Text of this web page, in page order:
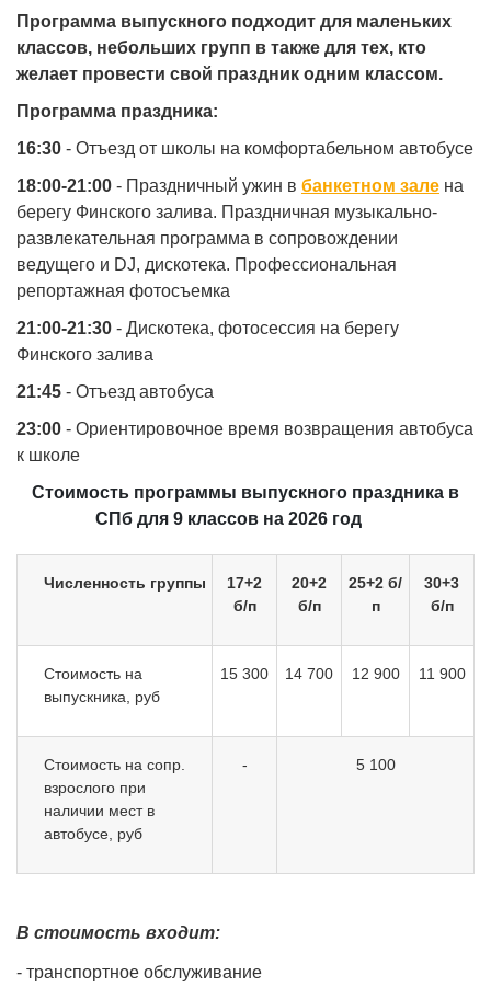
Программа выпускного подходит для маленьких
классов, небольших групп в также для тех, кто
желает провести свой праздник одним классом.
Программа праздника:
16:30 - Отъезд от школы на комфортабельном автобусе
18:00-21:00 - Праздничный ужин в банкетном зале на
берегу Финского залива. Праздничная музыкально-
развлекательная программа в сопровождении
ведущего и DJ, дискотека. Профессиональная
репортажная фотосъемка
21:00-21:30 - Дискотека, фотосессия на берегу
Финского залива
21:45 - Отъезд автобуса
23:00 - Ориентировочное время возвращения автобуса
к школе
Стоимость программы выпускного праздника в
СПб для 9 классов на 2026 год
Численность группы
17+2
б/п
20+2
б/п
25+2 б/
п
30+3
б/п
Стоимость на
выпускника, руб
15 300 14 700 12 900 11 900
Стоимость на сопр.
взрослого при
наличии мест в
автобусе, руб
- 5 100
В стоимость входит:
- транспортное обслуживание